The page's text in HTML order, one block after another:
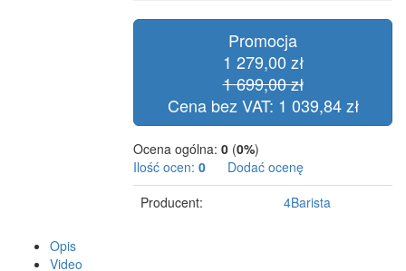
Promocja
1 279,00 zł
1 699,00 zł
Cena bez VAT: 1 039,84 zł
Ocena ogólna: 0 (0%)
Ilość ocen: 0
Dodać ocenę
Producent:
4Barista
Opis
Video